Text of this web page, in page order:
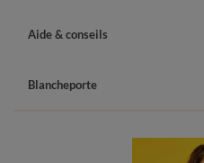
Aide & conseils
Blancheporte